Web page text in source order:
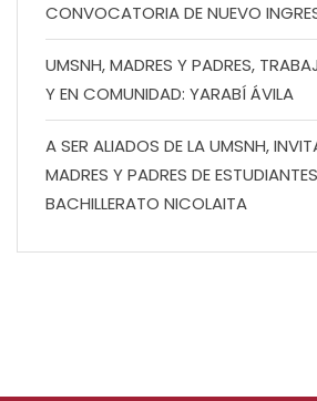
CONVOCATORIA DE NUEVO
UMSNH, MADRES Y PADRES,
Y EN COMUNIDAD: YARABÍ ÁVILA
A SER ALIADOS DE LA UMSNH,
MADRES Y PADRES DE
BACHILLERATO NICOLAITA